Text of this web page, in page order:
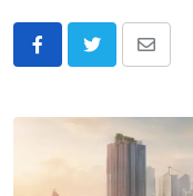
Share
Email